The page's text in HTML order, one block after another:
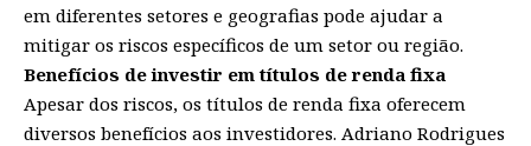
em diferentes setores e geografias pode ajudar a
mitigar os riscos específicos de um setor ou região.
Benefícios de investir em títulos de renda fixa
Apesar dos riscos, os títulos de renda fixa oferecem
diversos benefícios aos investidores. Adriano Rodrigues